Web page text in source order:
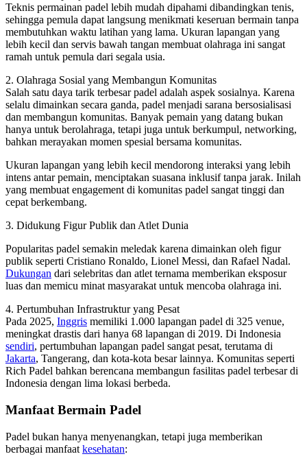
Teknis permainan padel lebih mudah dipahami dibandingkan tenis,
sehingga pemula dapat langsung menikmati keseruan bermain tanpa
membutuhkan waktu latihan yang lama. Ukuran lapangan yang
lebih kecil dan servis bawah tangan membuat olahraga ini sangat
ramah untuk pemula dari segala usia.
2. Olahraga Sosial yang Membangun Komunitas
Salah satu daya tarik terbesar padel adalah aspek sosialnya. Karena
selalu dimainkan secara ganda, padel menjadi sarana bersosialisasi
dan membangun komunitas. Banyak pemain yang datang bukan
hanya untuk berolahraga, tetapi juga untuk berkumpul, networking,
bahkan merayakan momen spesial bersama komunitas.
Ukuran lapangan yang lebih kecil mendorong interaksi yang lebih
intens antar pemain, menciptakan suasana inklusif tanpa jarak. Inilah
yang membuat engagement di komunitas padel sangat tinggi dan
cepat berkembang.
3. Didukung Figur Publik dan Atlet Dunia
Popularitas padel semakin meledak karena dimainkan oleh figur
publik seperti Cristiano Ronaldo, Lionel Messi, dan Rafael Nadal.
Dukungan dari selebritas dan atlet ternama memberikan eksposur
luas dan memicu minat masyarakat untuk mencoba olahraga ini.
4. Pertumbuhan Infrastruktur yang Pesat
Pada 2025, Inggris memiliki 1.000 lapangan padel di 325 venue,
meningkat drastis dari hanya 68 lapangan di 2019. Di Indonesia
sendiri, pertumbuhan lapangan padel sangat pesat, terutama di
Jakarta, Tangerang, dan kota-kota besar lainnya. Komunitas seperti
Rich Padel bahkan berencana membangun fasilitas padel terbesar di
Indonesia dengan lima lokasi berbeda.
Manfaat Bermain Padel
Padel bukan hanya menyenangkan, tetapi juga memberikan
berbagai manfaat kesehatan: